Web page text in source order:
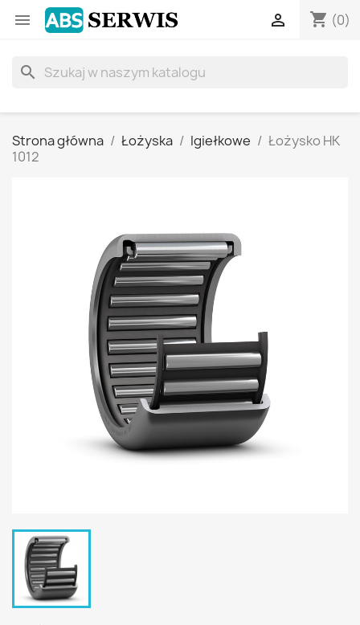
 shopping_cart (0)

search
Strona główna Łożyska Igiełkowe
Łożysko HK
1012